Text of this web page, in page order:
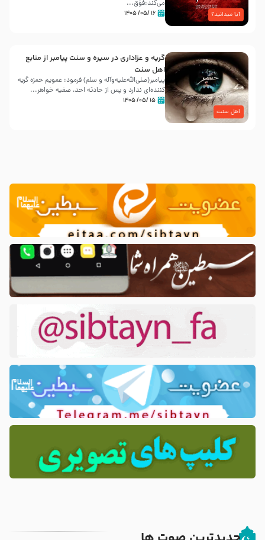
آیا میدانید؟
می‌کند:فوَق...
۱۶ /۰۵/ ۱۴۰۵
اهل سنت
گریه و عزاداری در سیره و سنت پیامبر از منابع
اهل سنت
پیامبر(صلی‌الله‌علیه‌وآله و سلم) فرمود: عمویم حمزه گریه
کننده‌ای ندارد و پس از حادثه احد، صفیه خواهر...
۱۵ /۰۵/ ۱۴۰۵